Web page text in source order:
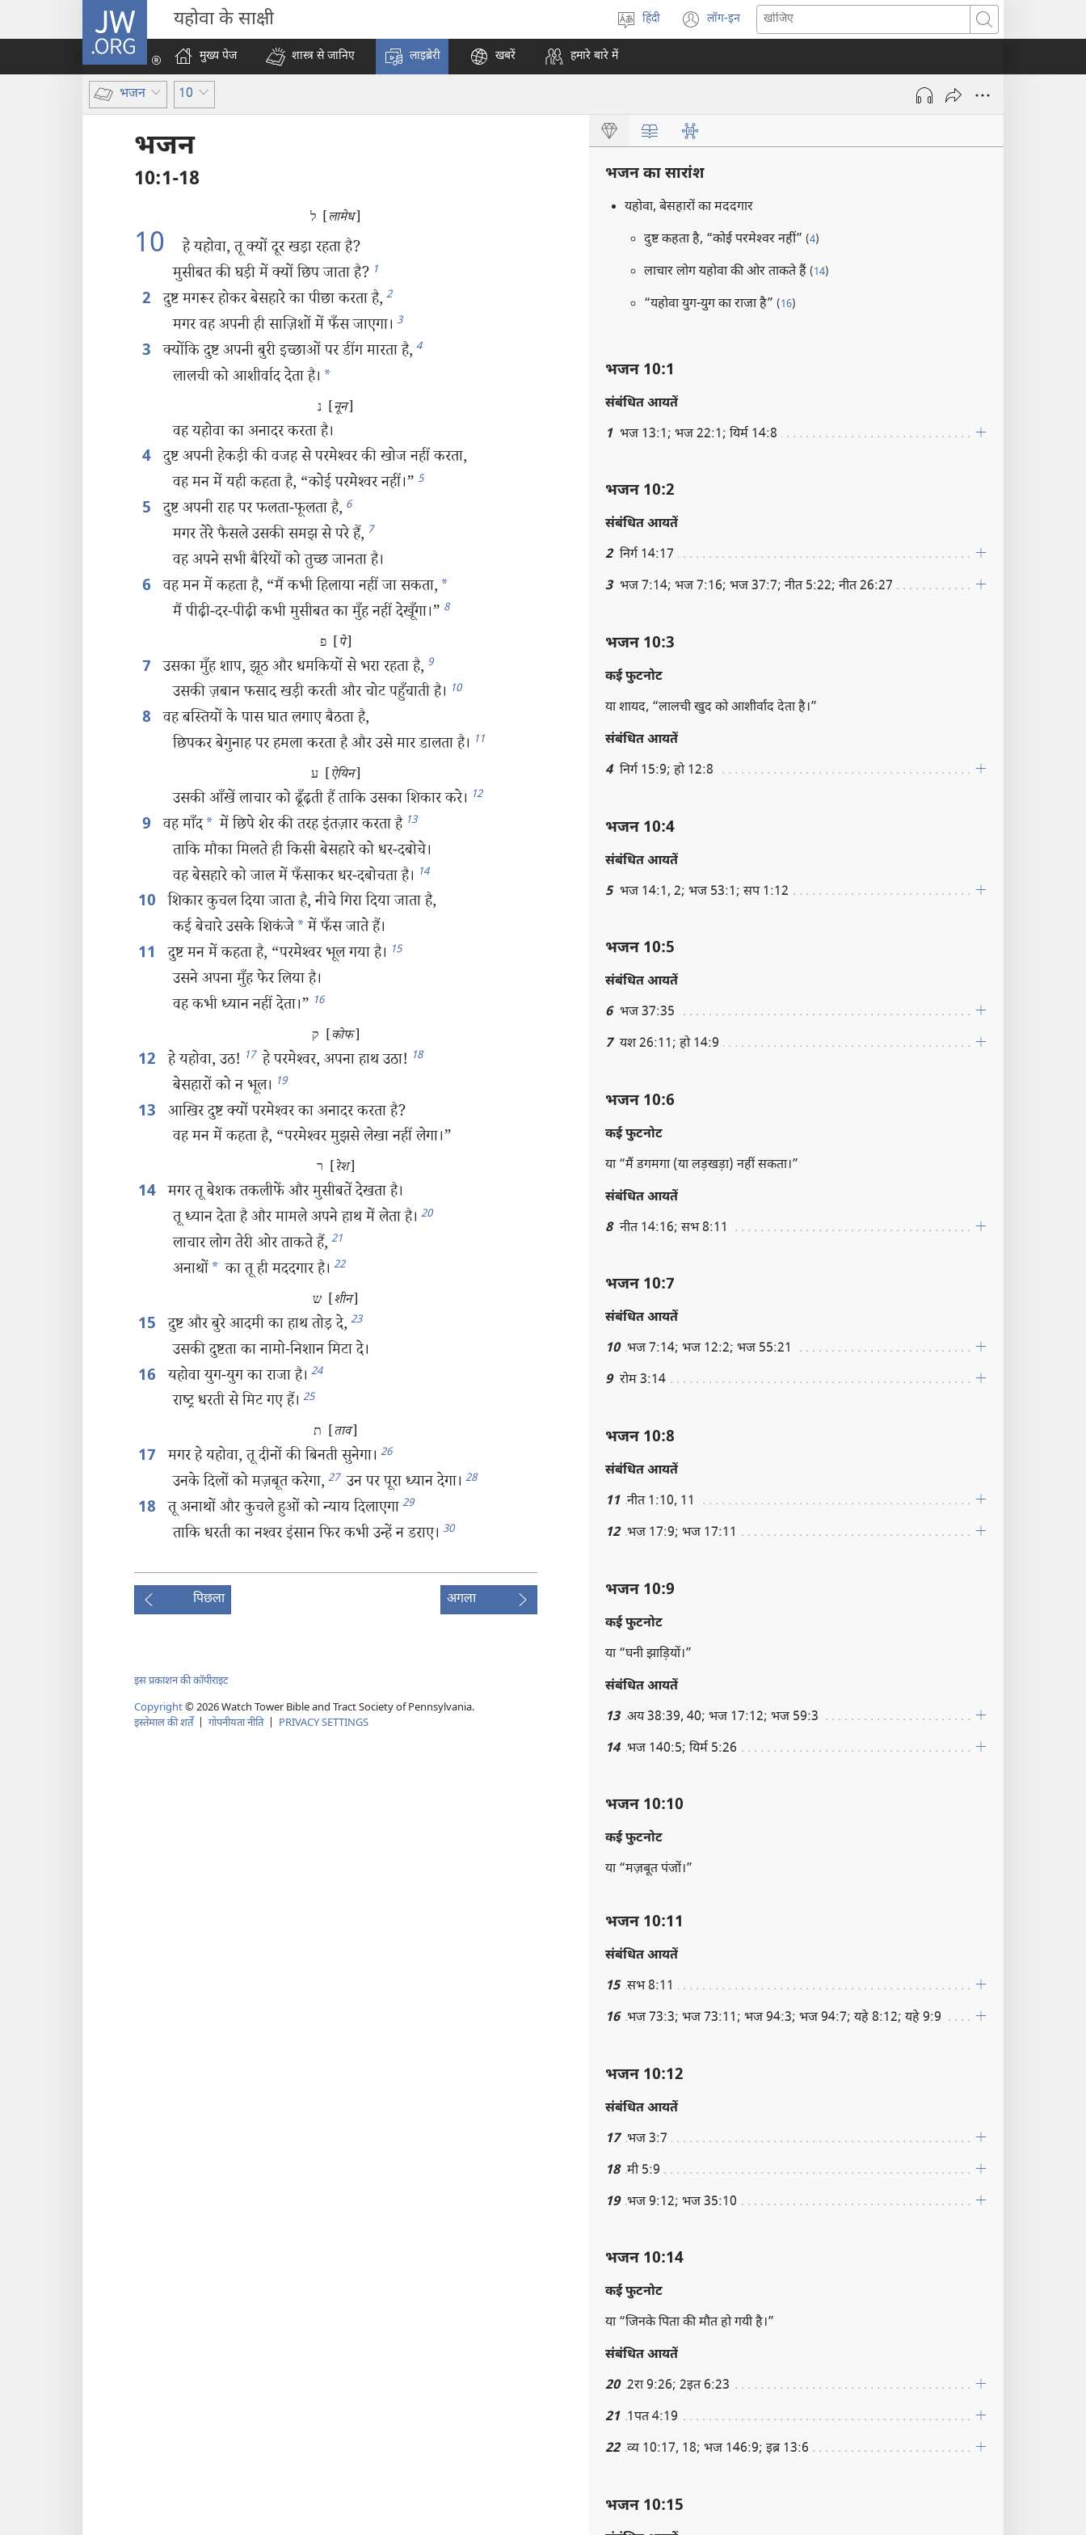
JW.ORG यहोवा के साक्षी
भाषा
चुनें
हिंदी लॉग-इन
(opens
new
खोजिए
मुख्य पेज शास्त्र से जानिए लाइब्रेरी खबरें हमारे बारे में
भजन 10
भजन
10:1-18
ל [लामेध]
10
हे यहोवा, तू क्यों दूर खड़ा रहता है?
मुसीबत की घड़ी में क्यों छिप जाता है? 1
2 दुष्ट मगरूर होकर बेसहारे का पीछा करता है, 2
मगर वह अपनी ही साज़िशों में फँस जाएगा। 3
3 क्योंकि दुष्ट अपनी बुरी इच्छाओं पर डींग मारता है, 4
लालची को आशीर्वाद देता है। *
נ [नून]
वह यहोवा का अनादर करता है।
4 दुष्ट अपनी हेकड़ी की वजह से परमेश्‍वर की खोज नहीं करता,
वह मन में यही कहता है, “कोई परमेश्‍वर नहीं।” 5
5 दुष्ट अपनी राह पर फलता-फूलता है, 6
मगर तेरे फैसले उसकी समझ से परे हैं, 7
वह अपने सभी बैरियों को तुच्छ जानता है।
6 वह मन में कहता है, “मैं कभी हिलाया नहीं जा सकता, *
मैं पीढ़ी-दर-पीढ़ी कभी मुसीबत का मुँह नहीं देखूँगा।” 8
פ [पे]
7 उसका मुँह शाप, झूठ और धमकियों से भरा रहता है, 9
उसकी ज़बान फसाद खड़ी करती और चोट पहुँचाती है। 10
8 वह बस्तियों के पास घात लगाए बैठता है,
छिपकर बेगुनाह पर हमला करता है और उसे मार डालता है। 11
ע [ऐयिन]
उसकी आँखें लाचार को ढूँढ़ती हैं ताकि उसका शिकार करे। 12
9 वह माँद* में छिपे शेर की तरह इंतज़ार करता है 13
ताकि मौका मिलते ही किसी बेसहारे को धर-दबोचे।
वह बेसहारे को जाल में फँसाकर धर-दबोचता है। 14
10 शिकार कुचल दिया जाता है, नीचे गिरा दिया जाता है,
कई बेचारे उसके शिकंजे*में फँस जाते हैं।
11 दुष्ट मन में कहता है, “परमेश्‍वर भूल गया है। 15
उसने अपना मुँह फेर लिया है।
वह कभी ध्यान नहीं देता।” 16
ק [कोफ]
12 हे यहोवा, उठ! 17 हे परमेश्‍वर, अपना हाथ उठा! 18
बेसहारों को न भूल। 19
13
आखिर दुष्ट क्यों परमेश्‍वर का अनादर करता है?
वह मन में कहता है, “परमेश्‍वर मुझसे लेखा नहीं लेगा।”
ר [रेश]
14 मगर तू बेशक तकलीफें और मुसीबतें देखता है।
तू ध्यान देता है और मामले अपने हाथ में लेता है। 20
लाचार लोग तेरी ओर ताकते हैं, 21
अनाथों* का तू ही मददगार है। 22
ש [शीन]
15 दुष्ट और बुरे आदमी का हाथ तोड़ दे, 23
उसकी दुष्टता का नामो-निशान मिटा दे।
16 यहोवा युग-युग का राजा है। 24
राष्ट्र धरती से मिट गए हैं। 25
ת [ताव]
17 मगर हे यहोवा, तू दीनों की बिनती सुनेगा। 26
उनके दिलों को मज़बूत करेगा, 27 उन पर पूरा ध्यान देगा। 28
18 तू अनाथों और कुचले हुओं को न्याय दिलाएगा 29
ताकि धरती का नश्‍वर इंसान फिर कभी उन्हें न डराए। 30
पिछला अगला
इस प्रकाशन की कॉपीराइट
Copyright©2026Watch Tower Bible and Tract Society of Pennsylvania.
इस्तेमाल की शर्तें| गोपनीयता नीति| PRIVACY SETTINGS
भजन का सारांश
यहोवा, बेसहारों का मददगार
दुष्ट कहता है, “कोई परमेश्‍वर नहीं” (4)
लाचार लोग यहोवा की ओर ताकते हैं (14)
“यहोवा युग-युग का राजा है” (16)
भजन 10:1
संबंधित आयतें
1 भज 13:1; भज 22:1; यिर्म 14:8
भजन 10:2
संबंधित आयतें
2 निर्ग 14:17
3 भज 7:14; भज 7:16; भज 37:7; नीत 5:22; नीत 26:27
भजन 10:3
कई फुटनोट
या शायद, “लालची खुद को आशीर्वाद देता है।”
संबंधित आयतें
4 निर्ग 15:9; हो 12:8
भजन 10:4
संबंधित आयतें
5 भज 14:1, 2; भज 53:1; सप 1:12
भजन 10:5
संबंधित आयतें
6 भज 37:35
7 यश 26:11; हो 14:9
भजन 10:6
कई फुटनोट
या “मैं डगमगा (या लड़खड़ा) नहीं सकता।”
संबंधित आयतें
8 नीत 14:16; सभ 8:11
भजन 10:7
संबंधित आयतें
10 भज 7:14; भज 12:2; भज 55:21
9 रोम 3:14
भजन 10:8
संबंधित आयतें
11 नीत 1:10, 11
12 भज 17:9; भज 17:11
भजन 10:9
कई फुटनोट
या “घनी झाड़ियों।”
संबंधित आयतें
13 अय 38:39, 40; भज 17:12; भज 59:3
14 भज 140:5; यिर्म 5:26
भजन 10:10
कई फुटनोट
या “मज़बूत पंजों।”
भजन 10:11
संबंधित आयतें
15 सभ 8:11
16 भज 73:3; भज 73:11; भज 94:3; भज 94:7; यहे 8:12; यहे 9:9
भजन 10:12
संबंधित आयतें
17 भज 3:7
18 मी 5:9
19 भज 9:12; भज 35:10
भजन 10:14
कई फुटनोट
या “जिनके पिता की मौत हो गयी है।”
संबंधित आयतें
20 2रा 9:26; 2इत 6:23
21 1पत 4:19
22 व्य 10:17, 18; भज 146:9; इब्र 13:6
भजन 10:15